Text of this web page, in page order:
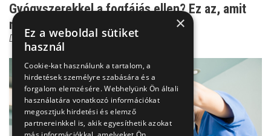
Gyógyszerekkel a fogfájás ellen? Ez az, amit
nem árt tudni
Dr. Dabasi András
×
Ez a weboldal sütiket
használ
Cookie-kat használunk a tartalom, a
hirdetések személyre szabására és a
forgalom elemzésére. Webhelyünk Ön általi
használatára vonatkozó információkat
megosztjuk hirdetési és elemző
partnereinkkel is, akik egyesíthetik azokat